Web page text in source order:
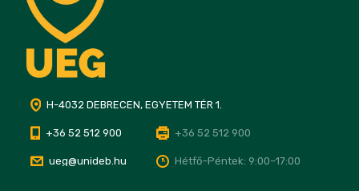
H-4032 DEBRECEN, EGYETEM TÉR 1.
+36 52 512 900 +36 52 512 900
ueg@unideb.hu Hétfő–Péntek: 9:00–17:00